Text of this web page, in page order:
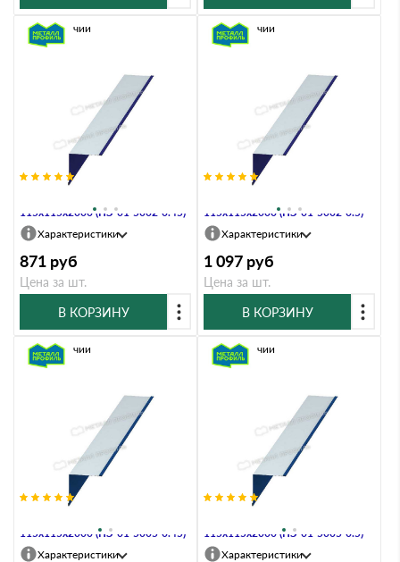
115х115х2000 (ПЭ-01-5002-0.45)
В наличии
Характеристики
871 руб
Цена за шт.
В КОРЗИНУ
115х115х2000 (ПЭ-01-5002-0.5)
В наличии
Характеристики
1 097 руб
Цена за шт.
В КОРЗИНУ
115х115х2000 (ПЭ-01-5005-0.45)
В наличии
Характеристики
115х115х2000 (ПЭ-01-5005-0.5)
В наличии
Характеристики